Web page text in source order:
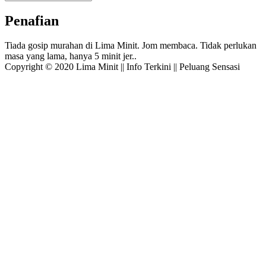
Penafian
Tiada gosip murahan di Lima Minit. Jom membaca. Tidak perlukan
masa yang lama, hanya 5 minit jer..
Copyright © 2020 Lima Minit || Info Terkini || Peluang Sensasi